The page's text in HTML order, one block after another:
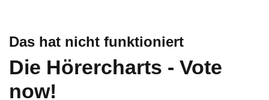
Das hat nicht funktioniert
Die Hörercharts - Vote
now!